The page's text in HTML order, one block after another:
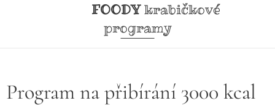
FOODYkrabičkové
programy
Program na přibírání 3000 kcal